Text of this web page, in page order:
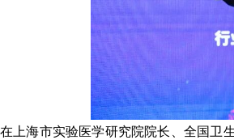
在上海市实验医学研究院院长、全国卫